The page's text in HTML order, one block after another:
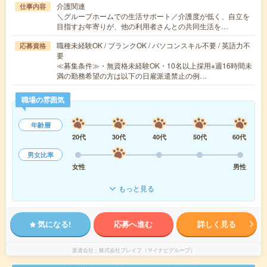
仕事内容
介護関連
＼グループホームでの生活サポート／介護度が低く、自立を
目指すお年寄りが、他の利用者さんとの共同生活を…
応募資格
職種未経験OK / ブランクOK / パソコンスキル不要 / 英語力不
要
≪募集条件≫・無資格未経験OK・10名以上採用※週16時間未
満の勤務希望の方は以下の日雇派遣禁止の例…
職場の雰囲気
年齢層
20代
30代 40代 50代
60代
男女比率
女性
男性
もっと見る
気になる! 応募へ進む 詳しく見る
派遣会社 株式会社ブレイブ（マイナビグループ）